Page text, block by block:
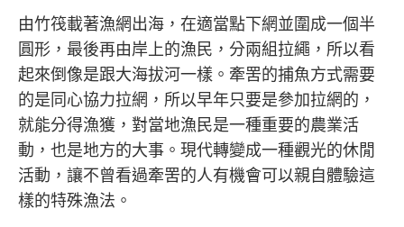
由竹筏載著漁網出海，在適當點下網並圍成一個半
圓形，最後再由岸上的漁民，分兩組拉繩，所以看
起來倒像是跟大海拔河一樣。牽罟的捕魚方式需要
的是同心協力拉網，所以早年只要是參加拉網的，
就能分得漁獲，對當地漁民是一種重要的農業活
動，也是地方的大事。現代轉變成一種觀光的休閒
活動，讓不曾看過牽罟的人有機會可以親自體驗這
樣的特殊漁法。